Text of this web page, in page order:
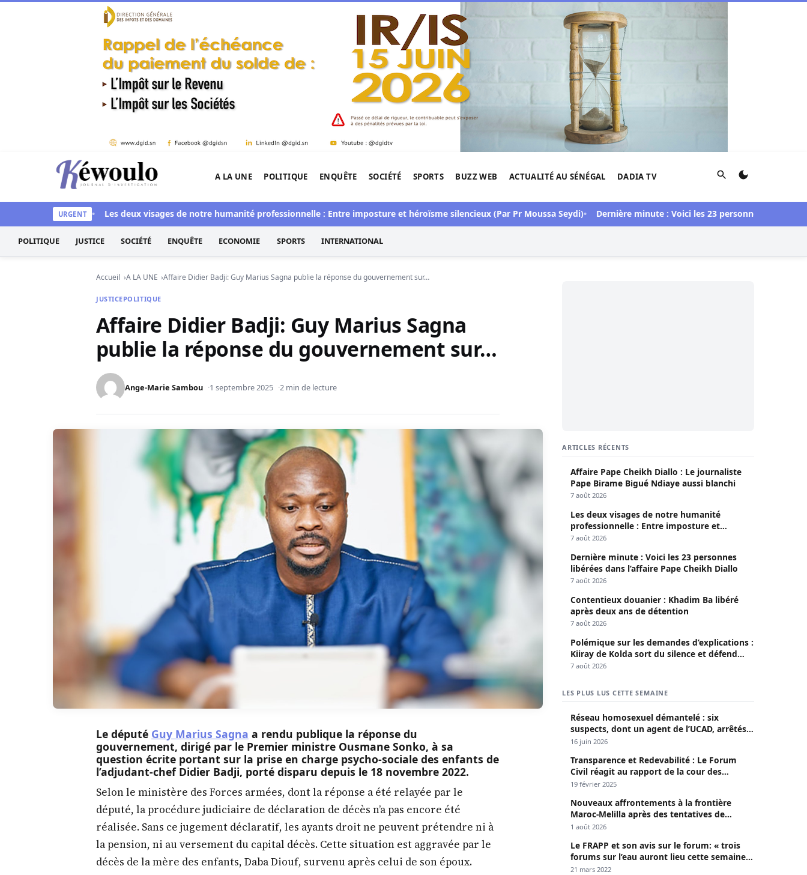
Aller au contenu
Kéwoulo, le premier site d'information et d'investigation de l'Afrique.
A LA UNE POLITIQUE ENQUÊTE SOCIÉTÉ SPORTS BUZZ WEB ACTUALITÉ AU SÉNÉGAL DADIA TV Rechercher
URGENT
aussi blanchi Les deux visages de notre humanité professionnelle : Entre imposture et héroïsme silencieux (Par Pr Moussa Seydi) Dernière minute : Voici les 23 personnes libérées dans
POLITIQUE JUSTICE SOCIÉTÉ ENQUÊTE ECONOMIE SPORTS INTERNATIONAL
Accueil A LA UNE Affaire Didier Badji: Guy Marius Sagna publie la réponse du gouvernement sur…
JUSTICEPOLITIQUE
Affaire Didier Badji: Guy Marius Sagna
publie la réponse du gouvernement sur…
Ange-Marie Sambou 1 septembre 2025 2 min de lecture
Le député Guy Marius Sagna a rendu publique la réponse du
gouvernement, dirigé par le Premier ministre Ousmane Sonko, à sa
question écrite portant sur la prise en charge psycho-sociale des enfants de
l’adjudant-chef Didier Badji, porté disparu depuis le 18 novembre 2022.
Selon le ministère des Forces armées, dont la réponse a été relayée par le
député, la procédure judiciaire de déclaration de décès n’a pas encore été
réalisée. Sans ce jugement déclaratif, les ayants droit ne peuvent prétendre ni à
la pension, ni au versement du capital décès. Cette situation est aggravée par le
décès de la mère des enfants, Daba Diouf, survenu après celui de son époux.
ARTICLES RÉCENTS
Affaire Pape Cheikh Diallo : Le journaliste
Pape Birame Bigué Ndiaye aussi blanchi
7 août 2026
Les deux visages de notre humanité
professionnelle : Entre imposture et
héroïsme silencieux (Par Pr Moussa Seydi)
7 août 2026
Dernière minute : Voici les 23 personnes
libérées dans l’affaire Pape Cheikh Diallo
7 août 2026
Contentieux douanier : Khadim Ba libéré
après deux ans de détention
7 août 2026
Polémique sur les demandes d’explications :
Kiiray de Kolda sort du silence et défend
Mamadou Lamine Dianté
7 août 2026
LES PLUS LUS CETTE SEMAINE
Réseau homosexuel démantelé : six
suspects, dont un agent de l’UCAD, arrêtés à
Keur Massar ; l’un avoue avoir propagé le
16 juin 2026
Transparence et Redevabilité : Le Forum
Civil réagit au rapport de la cour des
comptes
19 février 2025
Nouveaux affrontements à la frontière
Maroc-Melilla après des tentatives de
passage
1 août 2026
Le FRAPP et son avis sur le forum: « trois
forums sur l’eau auront lieu cette semaine à
Dakar »
21 mars 2022